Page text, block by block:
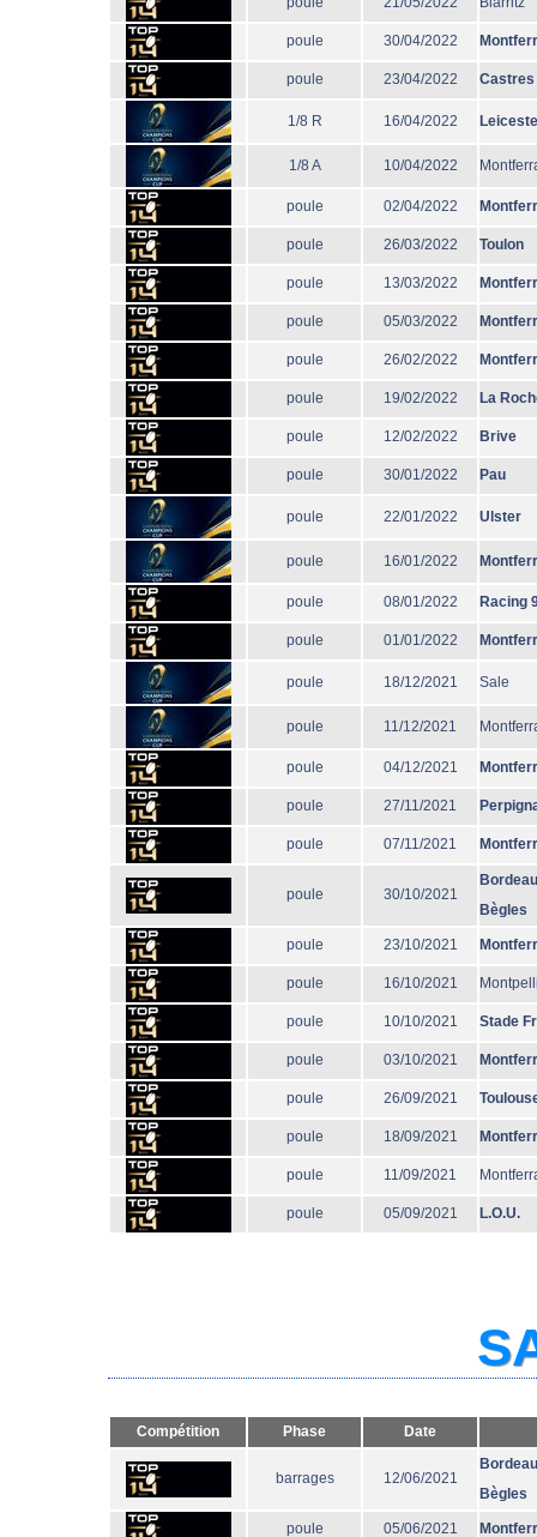
poule 30/04/2022
poule 23/04/2022 Castres
1/8 R 16/04/2022
1/8 A 10/04/2022
poule 02/04/2022
poule 26/03/2022 Toulon
poule 13/03/2022
poule 05/03/2022
poule 26/02/2022
poule 19/02/2022 La
poule 12/02/2022 Brive
poule 30/01/2022 Pau
poule 22/01/2022 Ulster
poule 16/01/2022
poule 08/01/2022 Racing
poule 01/01/2022
poule 18/12/2021 Sale
poule 11/12/2021
poule 04/12/2021
poule 27/11/2021
poule 07/11/2021
poule 30/10/2021
Bègles
poule 23/10/2021
poule 16/10/2021
poule 10/10/2021 Stade
poule 03/10/2021
poule 26/09/2021
poule 18/09/2021
poule 11/09/2021
poule 05/09/2021 L.O.U.
Compétition Phase Date
barrages 12/06/2021
Bègles
poule 05/06/2021